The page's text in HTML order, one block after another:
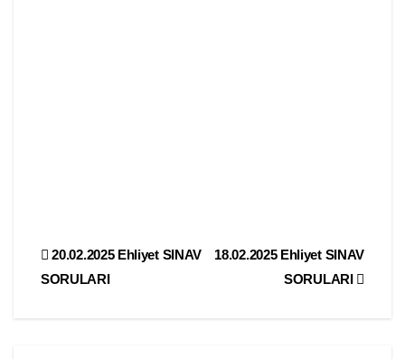
Yazı
18.02.2025 Ehliyet SINAV
SORULARI
20.02.2025 Ehliyet SINAV
SORULARI